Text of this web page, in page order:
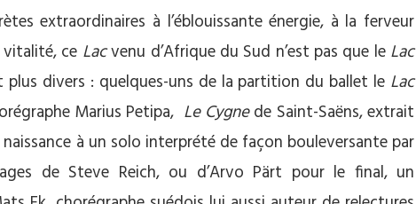
extraordinaires à l’éblouissante énergie, à la ferveur
vitalité, ce Lacvenu d’Afrique du Sud n’est pas que leLac
plus divers : quelques-uns de la partition du ballet le Lac
Marius Petipa, Le Cygnede Saint-Saëns, extrait
à un solo interprété de façon bouleversante par
de Steve Reich, ou d’Arvo Pärt pour le final, un